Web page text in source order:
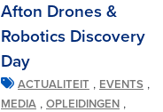
Afton Drones &
Robotics Discovery
Day
ACTUALITEIT , EVENTS ,
MEDIA , OPLEIDINGEN ,